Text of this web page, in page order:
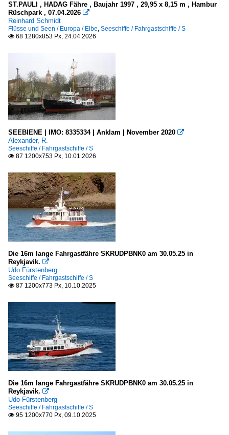
Fjorde, Förden, Meerbusen
Deutschland
Norwegen
Sognefjord
Schweden
Schärenhof (Stockholm)
Flüsse und Seen
Europa
Elbe
Großbritannien
Themse
Portugal
Rio Tejo
USA
sonstige
Inselgruppen, Inseln
Deutschland
Halligen
Poel
1988
1989
2000
2004
2007
2008
2010
2010
2011
2012
2013
2014
2015
2017
2018
2019
2020
2020
2021
2022
ST.PAULI , HADAG Fähre , Baujahr 1997 , 29,95 x 8,15 m , Hambur
Rüschpark , 07.04.2026 
Reinhard Schmidt
Flüsse und Seen / Europa / Elbe, Seeschiffe / Fahrgastschiffe / S
 68 1280x853 Px, 24.04.2026
SEEBIENE | IMO: 8335334 | Anklam | November 2020 
Alexander, R.
Seeschiffe / Fahrgastschiffe / S
 87 1200x753 Px, 10.01.2026
Die 16m lange Fahrgastfähre SKRUDPBNK0 am 30.05.25 in
Reykjavik. 
Udo Fürstenberg
Seeschiffe / Fahrgastschiffe / S
 87 1200x773 Px, 10.10.2025
Die 16m lange Fahrgastfähre SKRUDPBNK0 am 30.05.25 in
Reykjavik. 
Udo Fürstenberg
Seeschiffe / Fahrgastschiffe / S
 95 1200x770 Px, 09.10.2025